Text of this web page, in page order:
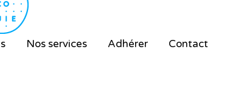
Nos services Adhérer Contact